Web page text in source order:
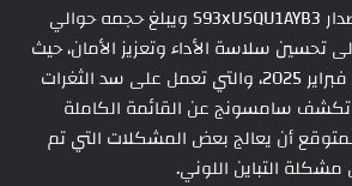
التحديث يحمل رقم الإصدار S93xUSQU1AYB3 ويبلغ حجمه حوالي
إلى تحسين سلاسة الأداء وتعزيز الأمان، حيث
يشمل تصحيحات لشهر فبراير 2025، والتي تعمل على سد الثغرات
تكشف سامسونج عن القائمة الكاملة
أن يعالج بعض المشكلات التي تم
مشكلة التباين اللوني.